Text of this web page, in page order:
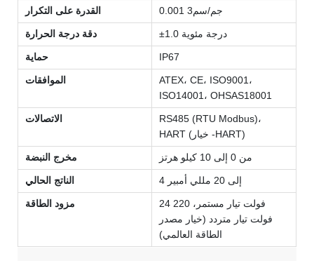
القدرة على التكرار 0.001 جم/سم3
دقة درجة الحرارة ±1.0 درجة مئوية
حماية IP67
الموافقات
ATEX، CE، ISO9001،
ISO14001، OHSAS18001
الاتصالات
RS485 (RTU Modbus)،
HART (خيار -HART)
مخرج النبضة من 0 إلى 10 كيلو هرتز
الناتج الحالي 4 إلى 20 مللي أمبير
مزود الطاقة
24 فولت تيار مستمر، 220
فولت تيار متردد (خيار مصدر
الطاقة العالمي)